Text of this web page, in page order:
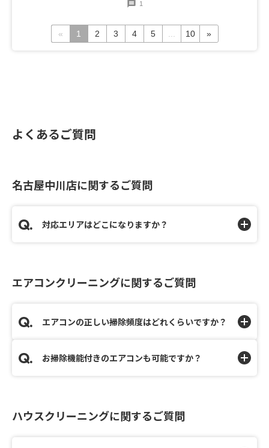
1
« 1 2 3 4 5 ... 10 »
よくあるご質問
名古屋中川店に関するご質問
対応エリアはどこになりますか？
エアコンクリーニングに関するご質問
エアコンの正しい掃除頻度はどれくらいですか？
お掃除機能付きのエアコンも可能ですか？
ハウスクリーニングに関するご質問